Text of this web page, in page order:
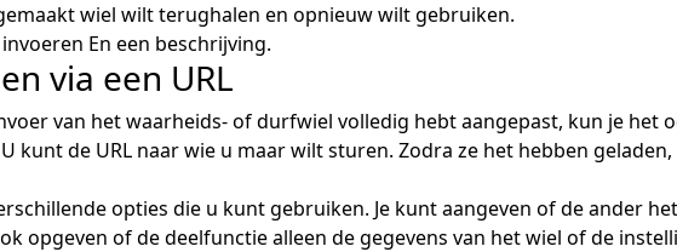
wiel wilt terughalen en opnieuw wilt gebruiken.
En een beschrijving.
via een URL
van het waarheids- of durfwiel volledig hebt aangepast, kun je het
kunt de URL naar wie u maar wilt sturen. Zodra ze het hebben
opties die u kunt gebruiken. Je kunt aangeven of de ander
opgeven of de deelfunctie alleen de gegevens van het wiel of de